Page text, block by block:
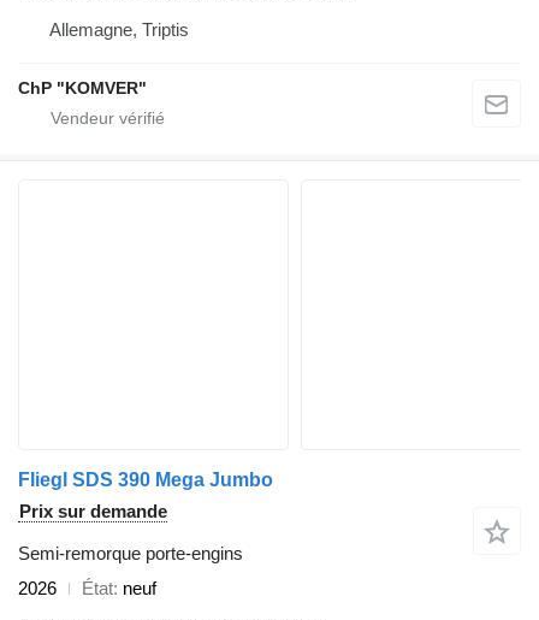
Allemagne, Triptis
ChP "KOMVER"
Fliegl SDS 390 Mega Jumbo
Prix sur demande
Semi-remorque porte-engins
2026
État neuf